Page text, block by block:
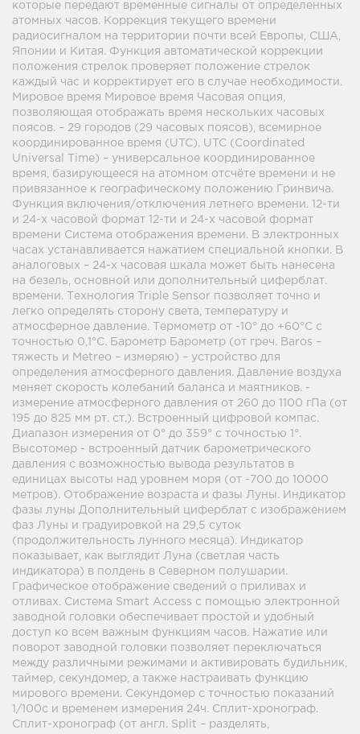
которые передают временные сигналы от определенных
атомных часов. Коррекция текущего времени
радиосигналом на территории почти всей Европы, США,
Японии и Китая. Функция автоматической коррекции
положения стрелок проверяет положение стрелок
каждый час и корректирует его в случае необходимости.
Мировое время Мировое время Часовая опция,
позволяющая отображать время нескольких часовых
поясов. – 29 городов (29 часовых поясов), всемирное
координированное время (UTC). UTC (Coordinated
Universal Time) – универсальное координированное
время, базирующееся на атомном отсчёте времени и не
привязанное к географическому положению Гринвича.
Функция включения/отключения летнего времени. 12-ти
и 24-х часовой формат 12-ти и 24-х часовой формат
времени Система отображения времени. В электронных
часах устанавливается нажатием специальной кнопки. В
аналоговых – 24-х часовая шкала может быть нанесена
на безель, основной или дополнительный циферблат.
времени. Технология Triple Sensor позволяет точно и
легко определять сторону света, температуру и
атмосферное давление. Термометр от -10° до +60°С с
точностью 0,1°C. Барометр Барометр (от греч. Baros –
тяжесть и Metreo – измеряю) – устройство для
определения атмосферного давления. Давление воздуха
меняет скорость колебаний баланса и маятников. -
измерение атмосферного давления от 260 до 1100 гПа (от
195 до 825 мм рт. ст.). Встроенный цифровой компас.
Диапазон измерения от 0° до 359° с точностью 1°.
Высотомер - встроенный датчик барометрического
давления с возможностью вывода результатов в
единицах высоты над уровнем моря (от -700 до 10000
метров). Отображение возраста и фазы Луны. Индикатор
фазы луны Дополнительный циферблат с изображением
фаз Луны и градуировкой на 29,5 суток
(продолжительность лунного месяца). Индикатор
показывает, как выглядит Луна (светлая часть
индикатора) в полдень в Северном полушарии.
Графическое отображение сведений о приливах и
отливах. Система Smart Access с помощью электронной
заводной головки обеспечивает простой и удобный
доступ ко всем важным функциям часов. Нажатие или
поворот заводной головки позволяет переключаться
между различными режимами и активировать будильник,
таймер, секундомер, а также настраивать функцию
мирового времени. Секундомер с точностью показаний
1/100с и временем измерения 24ч. Сплит-хронограф.
Сплит-хронограф (от англ. Split – разделять,